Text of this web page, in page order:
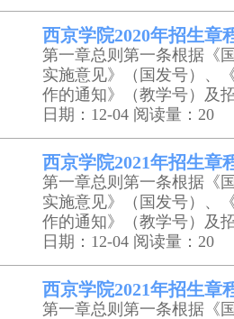
西京学院2020年招生章
第一章总则第一条根据《
实施意见》（国发号）、
作的通知》（教学号）
日期：12-04 阅读量：20
西京学院2021年招生章
第一章总则第一条根据《
实施意见》（国发号）、
作的通知》（教学号）
日期：12-04 阅读量：20
西京学院2021年招生章
第一章总则第一条根据《